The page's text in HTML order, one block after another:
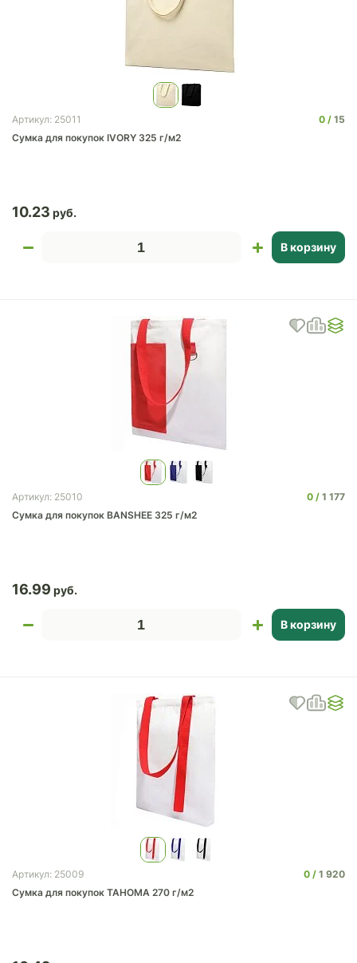
Артикул: 25011 0
15
Сумка для покупок IVORY 325 г/м2
10.23
В корзину
Артикул: 25010 0
1 177
Сумка для покупок BANSHEE 325 г/м2
16.99
В корзину
Артикул: 25009 0
1 920
Сумка для покупок TAHOMA 270 г/м2